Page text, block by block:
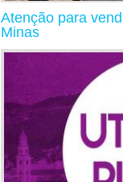
Atenção para
Minas